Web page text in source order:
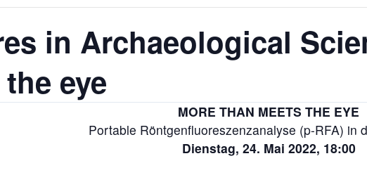
in Archaeological
eye
MORE THAN MEETS THE EYE
Portable Röntgenfluoreszenzanalyse (p-RFA) in
Dienstag, 24. Mai 2022, 18:00